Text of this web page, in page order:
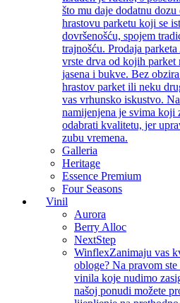
što mu daje dodatnu
hrastovu parketu koji se
dovršenošću, spojem
trajnošću. Prodaja
vrste drva od kojih parket
jasena i bukve. Bez
hrastov parket ili neku
vas vrhunsko iskustvo.
namijenjena je svima
odabrati kvalitetu, jer
zubu vremena.
Galleria
Heritage
Essence Premium
Four Seasons
Vinil
Aurora
Berry Alloc
NextStep
WinflexZanimaju vas
obloge? Na pravom
vinila koje nudimo
našoj ponudi možete